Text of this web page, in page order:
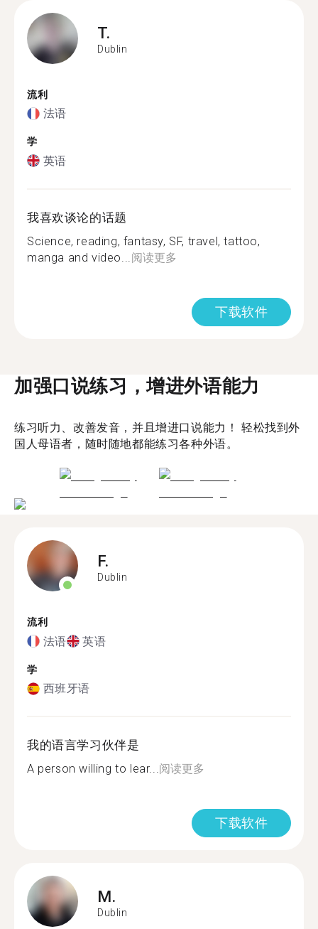
T.
Dublin
流利
法语
学
英语
我喜欢谈论的话题
Science, reading, fantasy, SF, travel, tattoo,
manga and video... 阅读更多
下载软件
加强口说练习，增进外语能力
练习听力、改善发音，并且增进口说能力！ 轻松找到外
国人母语者，随时随地都能练习各种外语。
F.
Dublin
流利
法语 英语
学
西班牙语
我的语言学习伙伴是
A person willing to lear...阅读更多
下载软件
M.
Dublin